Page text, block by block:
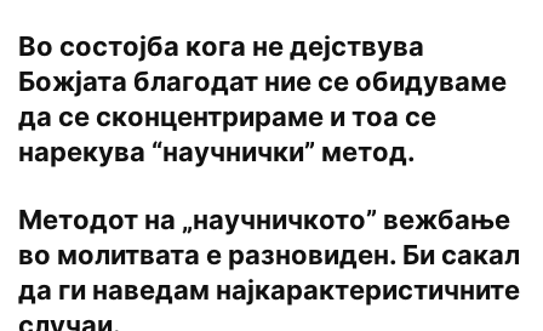
Во состојба кога не дејствува
Божјата благодат ние се обидуваме
да се сконцентрираме и тоа се
нарекува “научнички” метод.
Методот на „научничкото” вежбање
во молитвата е разновиден. Би сакал
да ги наведам најкарактеристичните